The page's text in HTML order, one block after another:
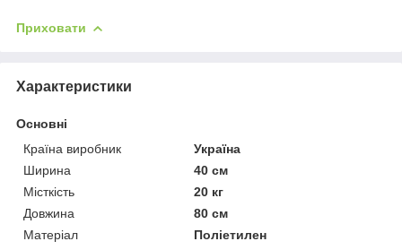
Приховати
Характеристики
Основні
Країна виробник
Україна
Ширина
40 см
Місткість
20 кг
Довжина
80 см
Матеріал
Поліетилен